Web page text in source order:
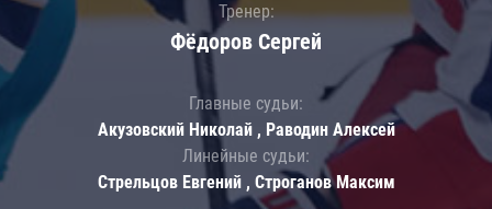
Тренер:
Фёдоров Сергей
Главные судьи:
Акузовский Николай , Раводин Алексей
Линейные судьи:
Стрельцов Евгений , Строганов Максим